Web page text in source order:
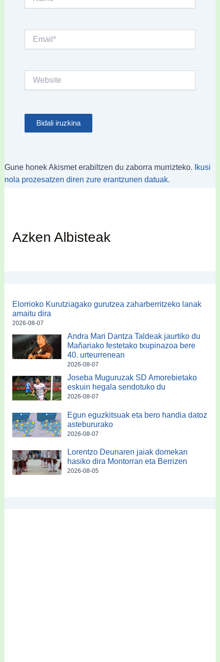
Gune honek Akismet erabiltzen du zaborra murrizteko.
Ikusi
nola prozesatzen diren zure erantzunen datuak.
Azken Albisteak
Elorrioko Kurutziagako gurutzea zaharberritzeko lanak
amaitu dira
2026-08-07
Andra Mari Dantza Taldeak jaurtiko du
Mañariako festetako txupinazoa bere
40. urteurrenean
2026-08-07
Joseba Muguruzak SD Amorebietako
eskuin hegala sendotuko du
2026-08-07
Egun eguzkitsuak eta bero handia datoz
astebururako
2026-08-07
Lorentzo Deunaren jaiak domekan
hasiko dira Montorran eta Berrizen
2026-08-05